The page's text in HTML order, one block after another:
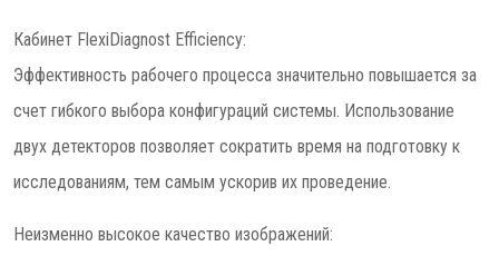
Кабинет FlexiDiagnost Efficiency:
Эффективность рабочего процесса значительно повышается за
счет гибкого выбора конфигураций системы. Использование
двух детекторов позволяет сократить время на подготовку к
исследованиям, тем самым ускорив их проведение.
Неизменно высокое качество изображений: